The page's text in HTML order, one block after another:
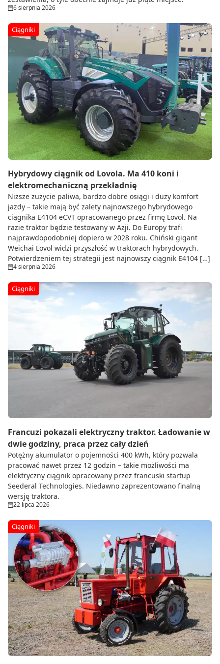
6 sierpnia 2026
Ciągniki
Hybrydowy ciągnik od Lovola. Ma 410 koni i
elektromechaniczną przekładnię
Niższe zużycie paliwa, bardzo dobre osiągi i duży komfort
jazdy – takie mają być zalety najnowszego hybrydowego
ciągnika E4104 eCVT opracowanego przez firmę Lovol. Na
razie traktor będzie testowany w Azji. Do Europy trafi
najprawdopodobniej dopiero w 2028 roku. Chiński gigant
Weichai Lovol widzi przyszłość w traktorach hybrydowych.
Potwierdzeniem tej strategii jest najnowszy ciągnik E4104 […]
4 sierpnia 2026
Ciągniki
Francuzi pokazali elektryczny traktor. Ładowanie w
dwie godziny, praca przez cały dzień
Potężny akumulator o pojemności 400 kWh, który pozwala
pracować nawet przez 12 godzin – takie możliwości ma
elektryczny ciągnik opracowany przez francuski startup
Seederal Technologies. Niedawno zaprezentowano finalną
wersję traktora.
22 lipca 2026
Ciągniki